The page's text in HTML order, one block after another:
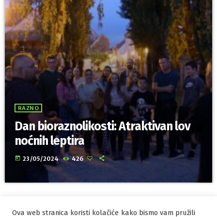
RAZNO
Dan bioraznolikosti: Atraktivan lov
noćnih leptira
today 23/05/2024 426
Ova web stranica koristi kolačiće kako bismo vam pružili